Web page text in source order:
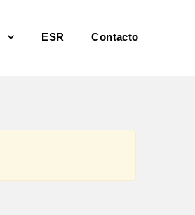
ESR Contacto